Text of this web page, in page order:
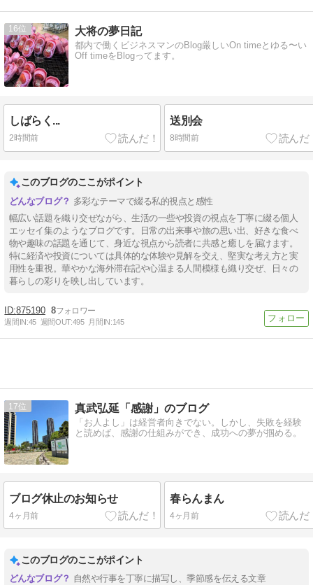
16 大将の夢日記
都内で働くビジネスマンのBlog厳しいOn timeとゆる〜い
Off timeをBlogってます。
しばらく...
2時間前
送別会
8時間前
このブログのここがポイント
多彩なテーマで綴る私的視点と感性
幅広い話題を織り交ぜながら、生活の一些や投資の視点を丁寧に綴る個人
エッセイ集のようなブログです。日常の出来事や旅の思い出、好きな食べ
物や趣味の話題を通じて、身近な視点から読者に共感と癒しを届けます。
特に経済や投資については具体的な体験や見解を交え、堅実な考え方と実
用性を重視。華やかな海外滞在記や心温まる人間模様も織り交ぜ、日々の
暮らしの彩りを映し出しています。
875190 8
週間IN:45 週間OUT:495 月間IN:145
17 真武弘延「感謝」のブログ
「お人よし」は経営者向きでない。しかし、失敗を経験
と読めば、感謝の仕組みができ、成功への夢が掴める。
ブログ休止のお知らせ
4ヶ月前
春らんまん
4ヶ月前
このブログのここがポイント
自然や行事を丁寧に描写し、季節感を伝える文章